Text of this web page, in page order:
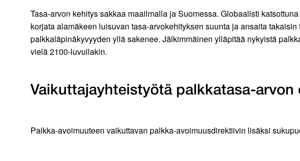
Tasa-arvon kehitys sakkaa maailmalla ja Suomessa. Globaalisti
korjata alamäkeen luisuvan tasa-arvokehityksen suunta ja ansaita
palkkaläpinäkyvyyden yllä sakenee. Jälkimmäinen ylläpitää nykyistä
vielä 2100-luvullakin.
Vaikuttajayhteistyötä palkkatasa-arvon
Palkka-avoimuuteen vaikuttavan palkka-avoimuusdirektiivin lisäksi